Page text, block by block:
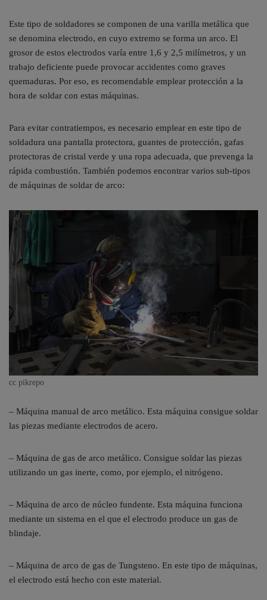
Este tipo de soldadores se componen de una varilla metálica que
se denomina electrodo, en cuyo extremo se forma un arco. El
grosor de estos electrodos varía entre 1,6 y 2,5 milímetros, y un
trabajo deficiente puede provocar accidentes como graves
quemaduras. Por eso, es recomendable emplear protección a la
hora de soldar con estas máquinas.
Para evitar contratiempos, es necesario emplear en este tipo de
soldadura una pantalla protectora, guantes de protección, gafas
protectoras de cristal verde y una ropa adecuada, que prevenga la
rápida combustión. También podemos encontrar varios sub-tipos
de máquinas de soldar de arco:
cc pikrepo
– Máquina manual de arco metálico. Esta máquina consigue soldar
las piezas mediante electrodos de acero.
– Máquina de gas de arco metálico. Consigue soldar las piezas
utilizando un gas inerte, como, por ejemplo, el nitrógeno.
– Máquina de arco de núcleo fundente. Esta máquina funciona
mediante un sistema en el que el electrodo produce un gas de
blindaje.
– Máquina de arco de gas de Tungsteno. En este tipo de máquinas,
el electrodo está hecho con este material.